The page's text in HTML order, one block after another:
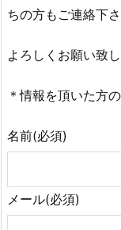
ちの方もご連絡下さ
よろしくお願い致
＊情報を頂いた方
名前(必須)
メール(必須)